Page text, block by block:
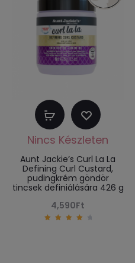
Tovább
olvasom
Aunt Jackie’s Curl La La
Defining Curl Custard,
pudingkrém göndör
tincsek definiálására 426 g
4,590Ft